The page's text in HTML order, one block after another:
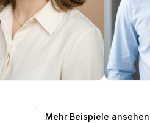
Mehr Beispiele ansehen